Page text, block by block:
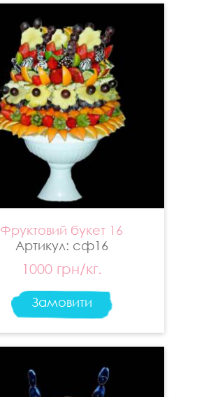
Фруктовий букет 16
Артикул: сф16
1000 грн/кг.
Замовити